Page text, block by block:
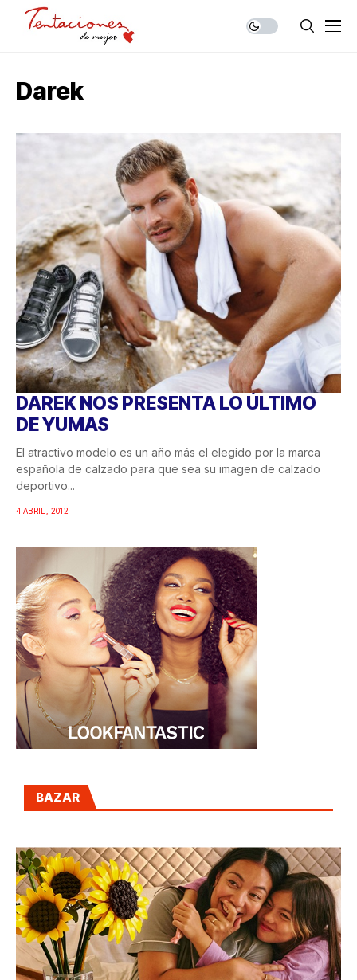
Darek
DAREK NOS PRESENTA LO ÚLTIMO
DE YUMAS
El atractivo modelo es un año más el elegido por la marca
española de calzado para que sea su imagen de calzado
deportivo...
4 ABRIL, 2012
BAZAR